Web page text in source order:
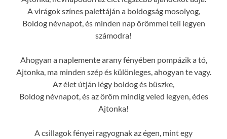
A virágok színes palettáján a boldogság mosolyog,
Boldog névnapot, és minden nap örömmel teli legyen
számodra!
Ahogyan a naplemente arany fényében pompázik a tó,
Ajtonka, ma minden szép és különleges, ahogyan te vagy.
Az élet útján légy boldog és büszke,
Boldog névnapot, és az öröm mindig veled legyen, édes
Ajtonka!
A csillagok fényei ragyognak az égen, mint egy